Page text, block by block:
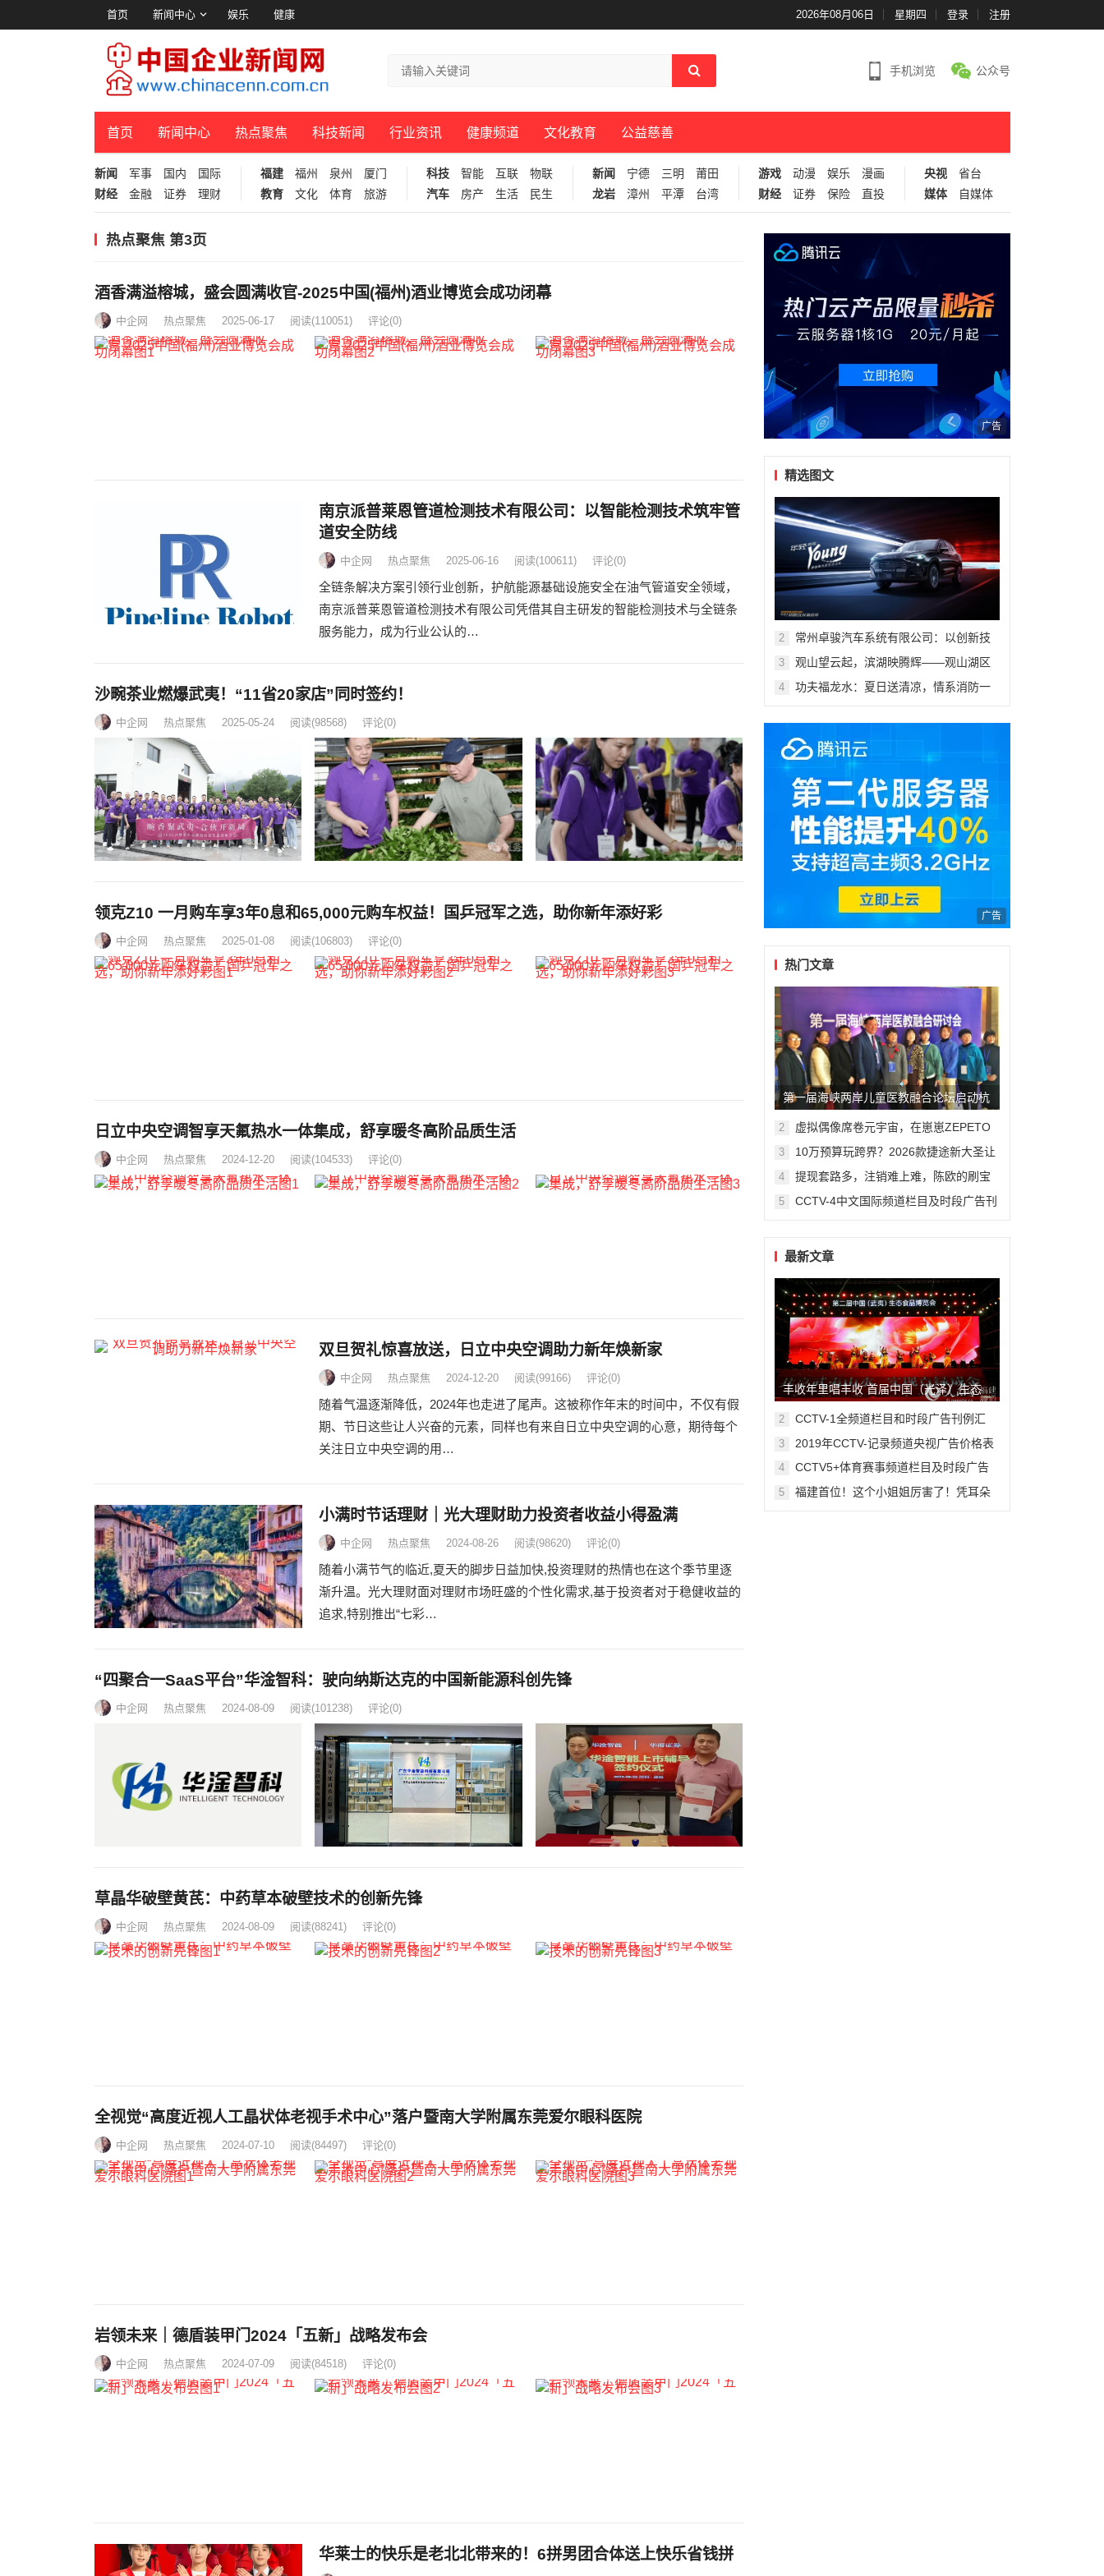
首页 新闻中心 娱乐 健康 2026年08月06日 星期四 登录 注册
手机浏览 公众号
首页 新闻中心 热点聚焦 科技新闻 行业资讯 健康频道 文化教育 公益慈善
新闻 军事 国内
国际
财经
金融 证券 理财
福建 福州 泉州
厦门
教育
文化 体育 旅游
科技 智能 互联
物联
汽车
房产 生活 民生
新闻 宁德 三明
莆田
龙岩
漳州 平潭 台湾
游戏 动漫 娱乐
漫画
财经
证券 保险 直投
央视
省台
媒体
自媒体
热点聚焦 第3页
酒香满溢榕城，盛会圆满收官-2025中国(福州)酒业博览会成功闭幕
中企网 热点聚焦 2025-06-17 阅读(110051) 评论(0)
南京派普莱恩管道检测技术有限公司：以智能检测技术筑牢管
道安全防线
中企网 热点聚焦 2025-06-16 阅读(100611) 评论(0)
全链条解决方案引领行业创新，护航能源基础设施安全在油气管道安全领域，
南京派普莱恩管道检测技术有限公司凭借其自主研发的智能检测技术与全链条
服务能力，成为行业公认的…
沙畹茶业燃爆武夷！“11省20家店”同时签约！
中企网 热点聚焦 2025-05-24 阅读(98568) 评论(0)
领克Z10 一月购车享3年0息和65,000元购车权益！国乒冠军之选，助你新年添好彩
中企网 热点聚焦 2025-01-08 阅读(106803) 评论(0)
日立中央空调智享天氟热水一体集成，舒享暖冬高阶品质生活
中企网 热点聚焦 2024-12-20 阅读(104533) 评论(0)
双旦贺礼惊喜放送，日立中央空调助力新年焕新家
中企网 热点聚焦 2024-12-20 阅读(99166) 评论(0)
随着气温逐渐降低，2024年也走进了尾声。这被称作年末的时间中，不仅有假
期、节日这些让人兴奋的元素，同样也有来自日立中央空调的心意，期待每个
关注日立中央空调的用…
小满时节话理财｜光大理财助力投资者收益小得盈满
中企网 热点聚焦 2024-08-26 阅读(98620) 评论(0)
随着小满节气的临近,夏天的脚步日益加快,投资理财的热情也在这个季节里逐
渐升温。光大理财面对理财市场旺盛的个性化需求,基于投资者对于稳健收益的
追求,特别推出“七彩…
“四聚合一SaaS平台”华淦智科：驶向纳斯达克的中国新能源科创先锋
中企网 热点聚焦 2024-08-09 阅读(101238) 评论(0)
草晶华破壁黄芪：中药草本破壁技术的创新先锋
中企网 热点聚焦 2024-08-09 阅读(88241) 评论(0)
全视觉“高度近视人工晶状体老视手术中心”落户暨南大学附属东莞爱尔眼科医院
中企网 热点聚焦 2024-07-10 阅读(84497) 评论(0)
岩领未来｜德盾装甲门2024「五新」战略发布会
中企网 热点聚焦 2024-07-09 阅读(84518) 评论(0)
华莱士的快乐是老北北带来的！6拼男团合体送上快乐省钱拼
广告
精选图文
2
常州卓骏汽车系统有限公司：以创新技
行业标杆
3
观山望云起，滨湖映腾辉——观山湖区
盛大开幕
4
功夫福龙水：夏日送清凉，情系消防一
广告
热门文章
第一届海峡两岸儿童医教融合论坛启动杭
州复旦儿童医院“复星”计划
2
虚拟偶像席卷元宇宙，在崽崽ZEPETO
3
10万预算玩跨界？2026款捷途新大圣让
4
提现套路多，注销难上难，陈欧的刷宝
5
CCTV-4中文国际频道栏目及时段广告刊
最新文章
丰收年里唱丰收 首届中国（光泽）生态
食品丰收音乐节精彩纷呈
2
CCTV-1全频道栏目和时段广告刊例汇
3 2019年CCTV-记录频道央视广告价格表
4
CCTV5+体育赛事频道栏目及时段广告
5
福建首位！这个小姐姐厉害了！凭耳朵